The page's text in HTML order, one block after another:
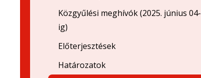
Közgyűlési meghívók (2025. június 04-
ig)
Előterjesztések
Határozatok